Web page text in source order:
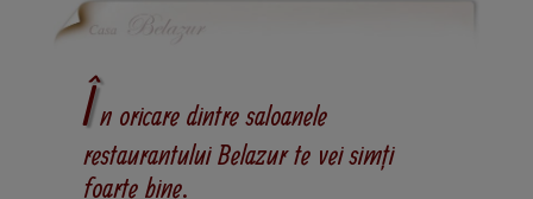
În oricare dintre saloanele
restaurantului Belazur te vei simți
foarte bine.